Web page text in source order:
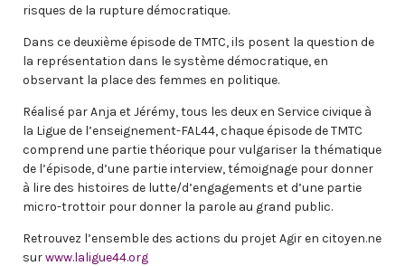
risques de la rupture démocratique.
Dans ce deuxième épisode de TMTC, ils posent la question de
la représentation dans le système démocratique, en
observant la place des femmes en politique.
Réalisé par Anja et Jérémy, tous les deux en Service civique à
la Ligue de l’enseignement-FAL44, chaque épisode de TMTC
comprend une partie théorique pour vulgariser la thématique
de l’épisode, d’une partie interview, témoignage pour donner
à lire des histoires de lutte/d’engagements et d’une partie
micro-trottoir pour donner la parole au grand public.
Retrouvez l’ensemble des actions du projet Agir en citoyen.ne
surwww.laligue44.org